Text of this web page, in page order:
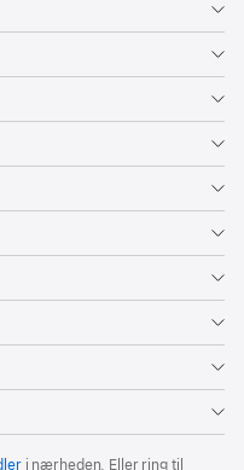
i nærheden. Eller ring til